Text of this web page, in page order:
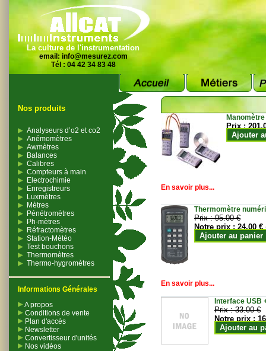
La culture de l'instrumentation
email: info@mesurez.com
Tél : 04 42 34 83 48
Nos produits
Analyseurs d’o2 et co2
Anémomètres
Awmètres
Balances
Calibres
Compteurs à main
Electrochimie
Enregistreurs
Luxmètres
Mètres
Pénétromètres
Ph-mètres
Réfractomètres
Station-Météo
Test bouchons
Thermomètres
Thermo-hygromètres
Informations Générales
A propos
Conditions de vente
Plan d'accès
Newsletter
Convertisseur d'unités
Nos vidéos
Prix :
Ajouter
En savoir plus...
Thermomètre
Prix :95.00 €
Notre prix :24.00 €
Ajouter au panier
En savoir plus...
Interface USB
Prix :33.00 €
Notre prix :
Ajouter au